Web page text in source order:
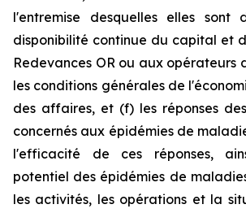
l'entremise desquelles elles sont
disponibilité continue du capital et
Redevances OR ou aux opérateurs
les conditions générales de
des affaires, et (f) les réponses
concernés aux épidémies de
l'efficacité de ces réponses,
potentiel des épidémies de
les activités, les opérations et la